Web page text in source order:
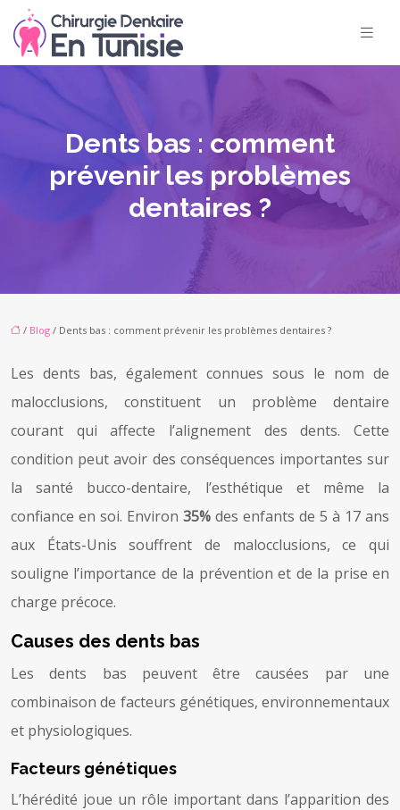
Dents bas : comment
prévenir les problèmes
dentaires ?
/ Blog / Dents bas : comment prévenir les problèmes dentaires ?
Les dents bas, également connues sous le nom de
malocclusions, constituent un problème dentaire
courant qui affecte l’alignement des dents. Cette
condition peut avoir des conséquences importantes sur
la santé bucco-dentaire, l’esthétique et même la
confiance en soi. Environ 35% des enfants de 5 à 17 ans
aux États-Unis souffrent de malocclusions, ce qui
souligne l’importance de la prévention et de la prise en
charge précoce.
Causes des dents bas
Les dents bas peuvent être causées par une
combinaison de facteurs génétiques, environnementaux
et physiologiques.
Facteurs génétiques
L’hérédité joue un rôle important dans l’apparition des